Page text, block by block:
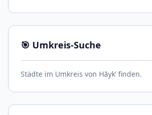
🎯 Umkreis-Suche
Städte im Umkreis von Hāyk’ finden.